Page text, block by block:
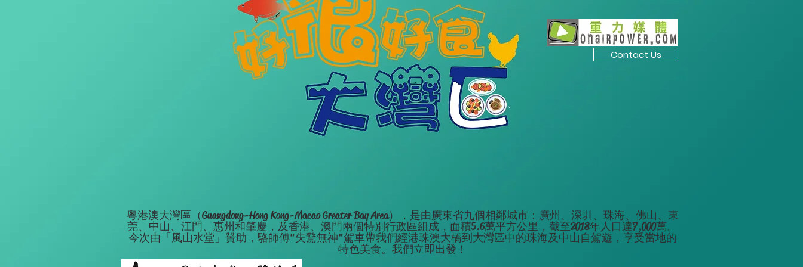
Contact Us
粵港澳大灣區（Guangdong-Hong Kong-Macao Greater Bay Area），是由廣東省九個相鄰城市：廣州、深圳、珠海、佛山、東
莞、中山、江門、惠州和肇慶，及香港、澳門兩個特別行政區組成，面積5.6萬平方公里，截至2018年人口達7,000萬。
今次由「風山水堂」贊助，駱師傅"失驚無神"駕車帶我們經港珠澳大橋到大灣區中的珠海及中山自駕遊，享受當地的
特色美食。我們立即出發！